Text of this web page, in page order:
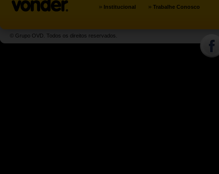
» Institucional » Trabalhe Conosco
© Grupo OVD. Todos os direitos reservados.